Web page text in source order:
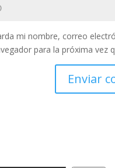
mi nombre, correo
para la próxima vez